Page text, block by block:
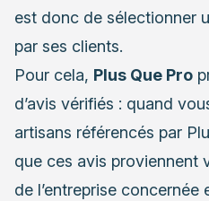
est donc de sélectionner
par ses clients.
Pour cela, Plus Que Pro
d’avis vérifiés : quand
artisans référencés par
que ces avis proviennent
de l’entreprise concernée